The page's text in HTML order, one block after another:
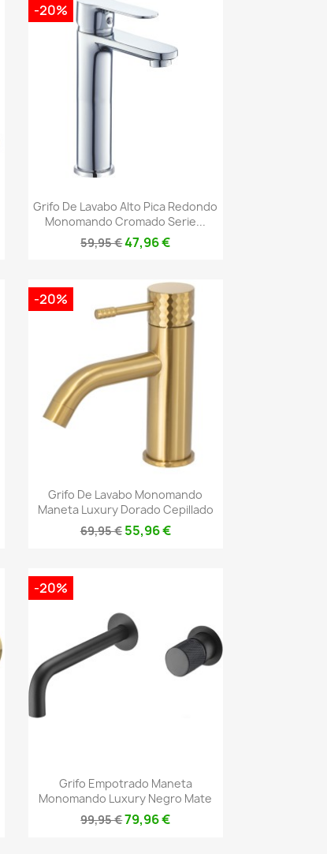
Vista rápida
Grifo De Lavabo Alto Pica Redondo
Monomando Cromado Serie...
59,95 €47,96 €
-20%
 Vista rápida
Grifo De Lavabo Monomando
Maneta Luxury Dorado Cepillado
69,95 € 55,96 €
-20%
Vista rápida
Grifo Empotrado Maneta
Monomando Luxury Negro Mate
99,95 €79,96 €
-20%